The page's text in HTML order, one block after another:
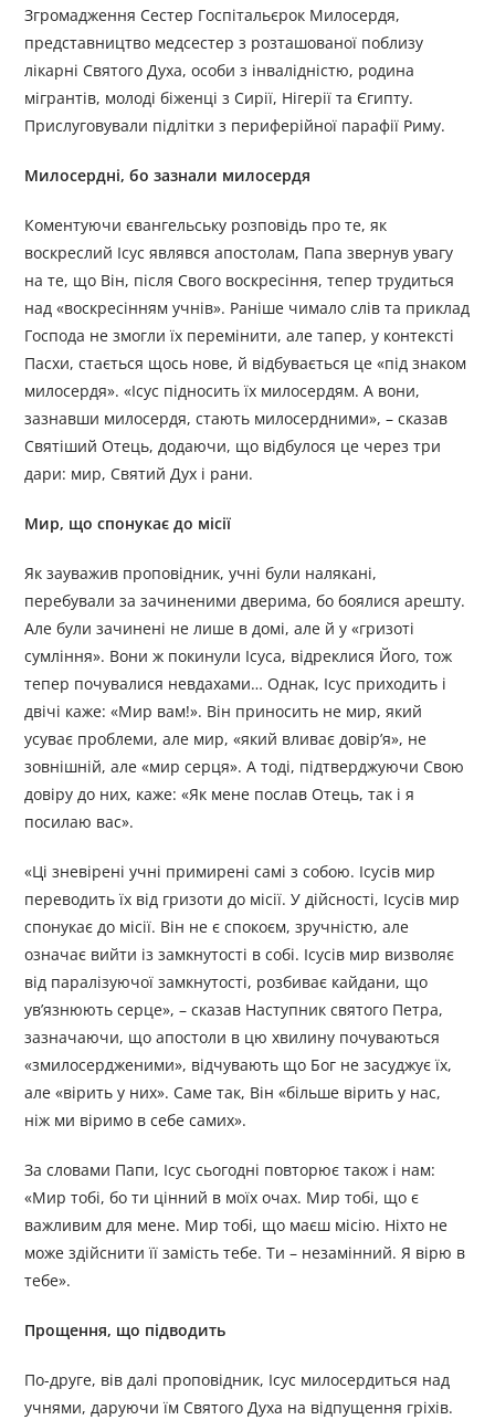
Згромадження Сестер Госпітальєрок Милосердя,
представництво медсестер з розташованої поблизу
лікарні Святого Духа, особи з інвалідністю, родина
мігрантів, молоді біженці з Сирії, Нігерії та Єгипту.
Прислуговували підлітки з периферійної парафії Риму.
Милосердні, бо зазнали милосердя
Коментуючи євангельську розповідь про те, як
воскреслий Ісус являвся апостолам, Папа звернув увагу
на те, що Він, після Свого воскресіння, тепер трудиться
над «воскресінням учнів». Раніше чимало слів та приклад
Господа не змогли їх перемінити, але тапер, у контексті
Пасхи, стається щось нове, й відбувається це «під знаком
милосердя». «Ісус підносить їх милосердям. А вони,
зазнавши милосердя, стають милосердними», – сказав
Святіший Отець, додаючи, що відбулося це через три
дари: мир, Святий Дух і рани.
Мир, що спонукає до місії
Як зауважив проповідник, учні були налякані,
перебували за зачиненими дверима, бо боялися арешту.
Але були зачинені не лише в домі, але й у «гризоті
сумління». Вони ж покинули Ісуса, відреклися Його, тож
тепер почувалися невдахами… Однак, Ісус приходить і
двічі каже: «Мир вам!». Він приносить не мир, який
усуває проблеми, але мир, «який вливає довір’я», не
зовнішній, але «мир серця». А тоді, підтверджуючи Свою
довіру до них, каже: «Як мене послав Отець, так і я
посилаю вас».
«Ці зневірені учні примирені самі з собою. Ісусів мир
переводить їх від гризоти до місії. У дійсності, Ісусів мир
спонукає до місії. Він не є спокоєм, зручністю, але
означає вийти із замкнутості в собі. Ісусів мир визволяє
від паралізуючої замкнутості, розбиває кайдани, що
ув’язнюють серце», – сказав Наступник святого Петра,
зазначаючи, що апостоли в цю хвилину почуваються
«змилосердженими», відчувають що Бог не засуджує їх,
але «вірить у них». Саме так, Він «більше вірить у нас,
ніж ми віримо в себе самих».
За словами Папи, Ісус сьогодні повторює також і нам:
«Мир тобі, бо ти цінний в моїх очах. Мир тобі, що є
важливим для мене. Мир тобі, що маєш місію. Ніхто не
може здійснити її замість тебе. Ти – незамінний. Я вірю в
тебе».
Прощення, що підводить
По-друге, вів далі проповідник, Ісус милосердиться над
учнями, даруючи їм Святого Духа на відпущення гріхів.